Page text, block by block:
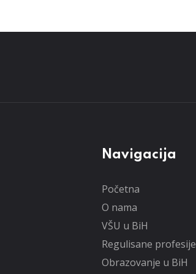
Navigacija
Početna
O nama
VŠU u BiH
Regulisane profesije
Obrazovanje u BiH